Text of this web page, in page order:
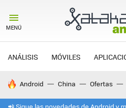
MENÚ
ANÁLISIS MÓVILES
HOY SE HABLA DE
Android China Ofertas